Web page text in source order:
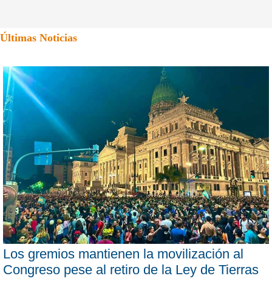
Últimas Noticias
Los gremios mantienen la movilización al
Congreso pese al retiro de la Ley de Tierras